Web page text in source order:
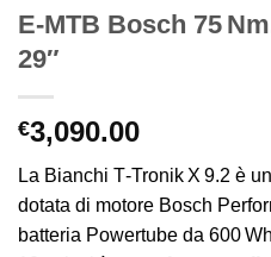
E‑MTB Bosch 75
29″
€3,090.00
La Bianchi T‑Tronik X 9.2 è
dotata di motore Bosch
batteria Powertube da 600